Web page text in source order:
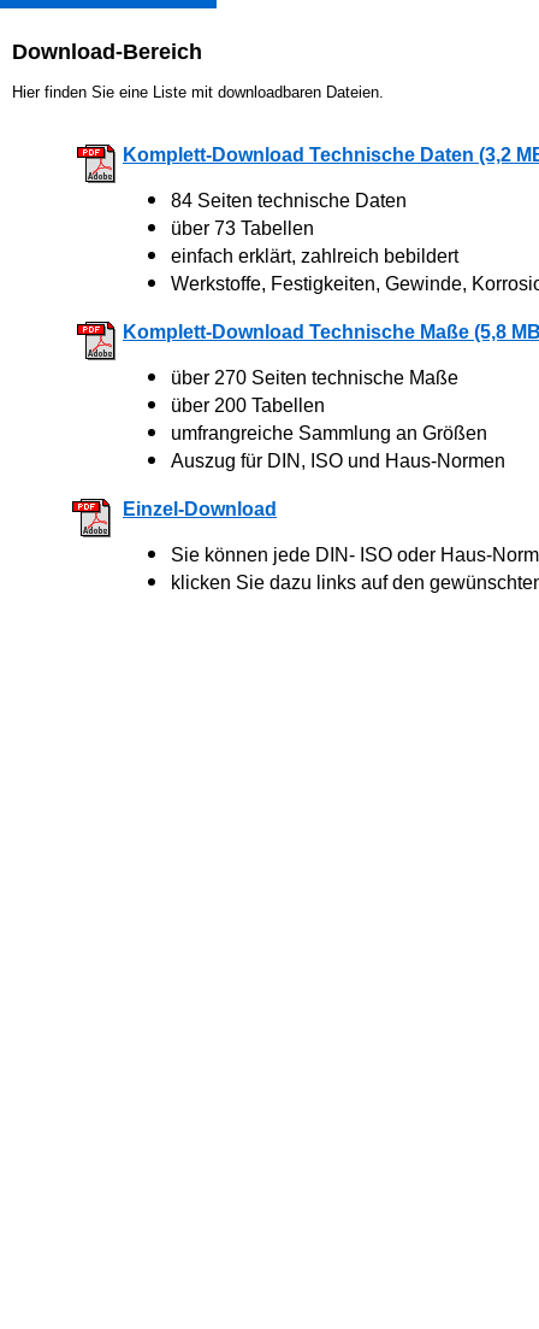
Download-Bereich
Hier finden Sie eine Liste mit downloadbaren Dateien.
Komplett-Download Technische Daten (3,2
84 Seiten technische Daten
über 73 Tabellen
einfach erklärt, zahlreich bebildert
Werkstoffe, Festigkeiten, Gewinde,
Komplett-Download Technische Maße (5,8
über 270 Seiten technische Maße
über 200 Tabellen
umfrangreiche Sammlung an Größen
Auszug für DIN, ISO und Haus-Normen
Einzel-Download
Sie können jede DIN- ISO oder Haus-
klicken Sie dazu links auf den